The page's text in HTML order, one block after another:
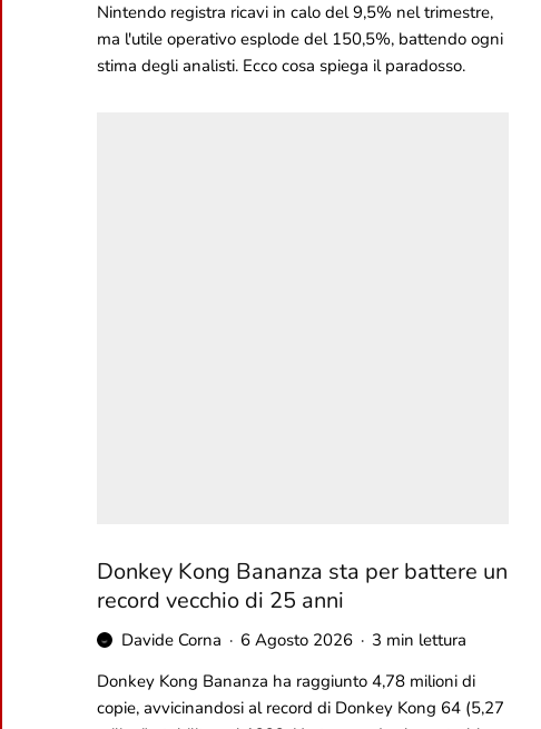
Nintendo registra ricavi in calo del 9,5% nel trimestre,
ma l'utile operativo esplode del 150,5%, battendo ogni
stima degli analisti. Ecco cosa spiega il paradosso.
Donkey Kong Bananza sta per battere un
record vecchio di 25 anni
Davide Corna · 6 Agosto 2026 · 3 min lettura
Donkey Kong Bananza ha raggiunto 4,78 milioni di
copie, avvicinandosi al record di Donkey Kong 64 (5,27